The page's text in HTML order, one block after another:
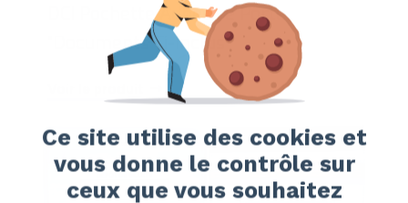
Ce site utilise des cookies et
vous donne le contrôle sur
ceux que vous souhaitez
DCI Pochette Adhésive Porte
"Documents Ci-Inclus"